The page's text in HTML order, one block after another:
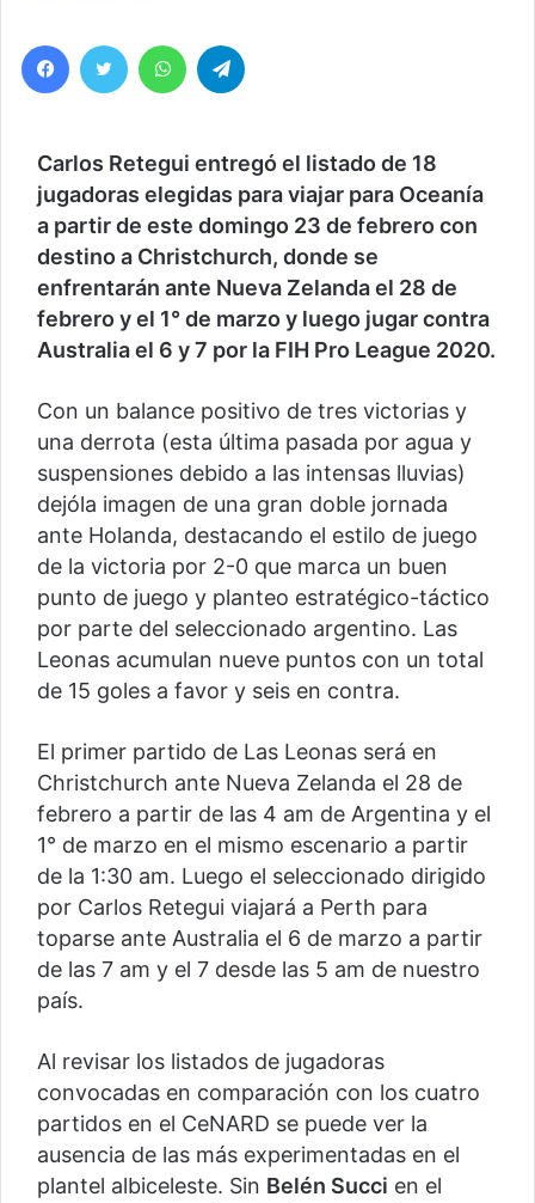
Facebook
Twitter WhatsApp
Carlos Retegui entregó el listado de 18
jugadoras elegidas para viajar para Oceanía
a partir de este domingo 23 de febrero con
destino a Christchurch, donde se
enfrentarán ante Nueva Zelanda el 28 de
febrero y el 1° de marzo y luego jugar contra
Australia el 6 y 7 por la FIH Pro League 2020.
Con un balance positivo de tres victorias y
una derrota (esta última pasada por agua y
suspensiones debido a las intensas lluvias)
dejóla imagen de una gran doble jornada
ante Holanda, destacando el estilo de juego
de la victoria por 2-0 que marca un buen
punto de juego y planteo estratégico-táctico
por parte del seleccionado argentino. Las
Leonas acumulan nueve puntos con un total
de 15 goles a favor y seis en contra.
El primer partido de Las Leonas será en
Christchurch ante Nueva Zelanda el 28 de
febrero a partir de las 4 am de Argentina y el
1° de marzo en el mismo escenario a partir
de la 1:30 am. Luego el seleccionado dirigido
por Carlos Retegui viajará a Perth para
toparse ante Australia el 6 de marzo a partir
de las 7 am y el 7 desde las 5 am de nuestro
país.
Al revisar los listados de jugadoras
convocadas en comparación con los cuatro
partidos en el CeNARD se puede ver la
ausencia de las más experimentadas en el
plantel albiceleste. Sin Belén Succi en el